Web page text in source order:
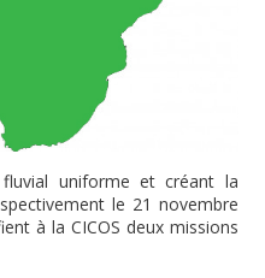
fluvial uniforme et créant la
le 21 novembre
à la CICOS deux missions